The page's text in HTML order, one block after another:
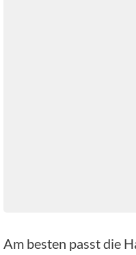
Am besten passt die